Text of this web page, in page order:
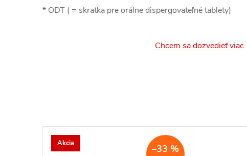
* ODT ( = skratka pre orálne dispergovateľné tablety)
Chcem sa dozvedieť viac
Akcia –33 %